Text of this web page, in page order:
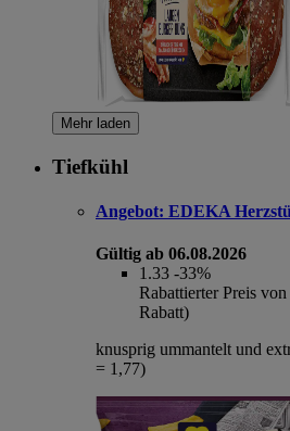
Mehr laden
Tiefkühl
Angebot: EDEKA
Gültig ab 06.08.2026
1.33 -33%
Rabattierter Preis
Rabatt)
knusprig ummantelt und
= 1,77)